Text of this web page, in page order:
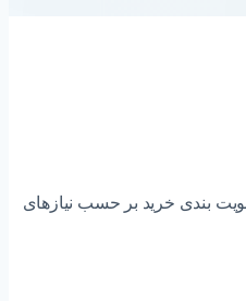
بندی خرید بر حسب نیازهای